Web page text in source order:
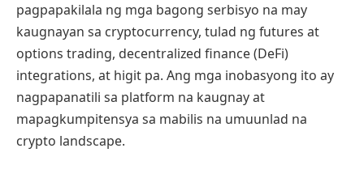
pagpapakilala ng mga bagong serbisyo na may
kaugnayan sa cryptocurrency, tulad ng futures at
options trading, decentralized finance (DeFi)
integrations, at higit pa. Ang mga inobasyong ito ay
nagpapanatili sa platform na kaugnay at
mapagkumpitensya sa mabilis na umuunlad na
crypto landscape.